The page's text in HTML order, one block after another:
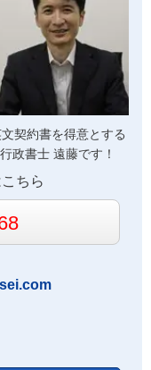
契約書を得意とする
行政書士 遠藤です！
ちら